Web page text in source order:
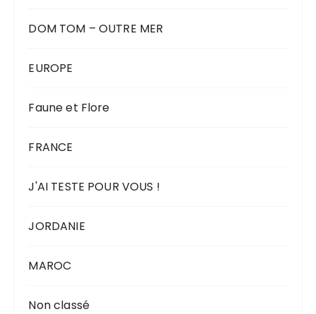
DOM TOM – OUTRE MER
EUROPE
Faune et Flore
FRANCE
J'AI TESTE POUR VOUS !
JORDANIE
MAROC
Non classé